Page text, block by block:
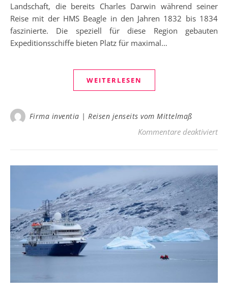
Landschaft, die bereits Charles Darwin während seiner
Reise mit der HMS Beagle in den Jahren 1832 bis 1834
faszinierte. Die speziell für diese Region gebauten
Expeditionsschiffe bieten Platz für maximal…
WEITERLESEN
Firma inventia | Reisen jenseits vom Mittelmaß
Kommentare deaktiviertfür